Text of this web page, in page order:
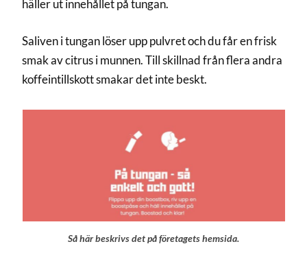
häller ut innehållet på tungan.
Saliven i tungan löser upp pulvret och du får en frisk
smak av citrus i munnen. Till skillnad från flera andra
koffeintillskott smakar det inte beskt.
Så här beskrivs det på företagets hemsida.